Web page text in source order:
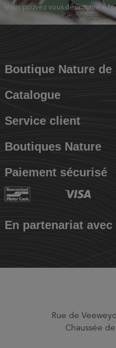
Vous pouvez vous désinscrire à
Boutique Nature de
Catalogue
Service client
Boutiques Nature
Paiement sécurisé
En partenariat avec
Rue de
Chaussée